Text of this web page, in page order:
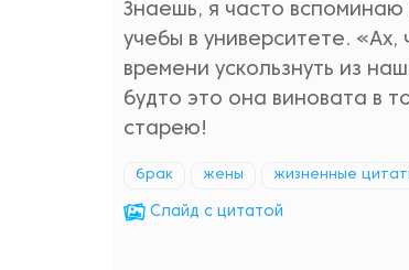
Знаешь, я часто
учебы в университете.
времени ускользнуть из
будто это она виновата в
старею!
брак жены жизненные
Cлайд с цитатой